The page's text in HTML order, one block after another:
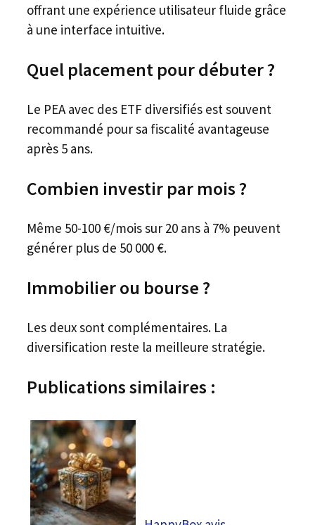
offrant une expérience utilisateur fluide grâce
à une interface intuitive.
Quel placement pour débuter ?
Le PEA avec des ETF diversifiés est souvent
recommandé pour sa fiscalité avantageuse
après 5 ans.
Combien investir par mois ?
Même 50-100 €/mois sur 20 ans à 7% peuvent
générer plus de 50 000 €.
Immobilier ou bourse ?
Les deux sont complémentaires. La
diversification reste la meilleure stratégie.
Publications similaires :